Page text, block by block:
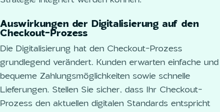
Auswirkungen der Digitalisierung auf den
Checkout-Prozess
Die Digitalisierung hat den Checkout-Prozess
grundlegend verändert. Kunden erwarten einfache und
bequeme Zahlungsmöglichkeiten sowie schnelle
Lieferungen. Stellen Sie sicher, dass Ihr Checkout-
Prozess den aktuellen digitalen Standards entspricht